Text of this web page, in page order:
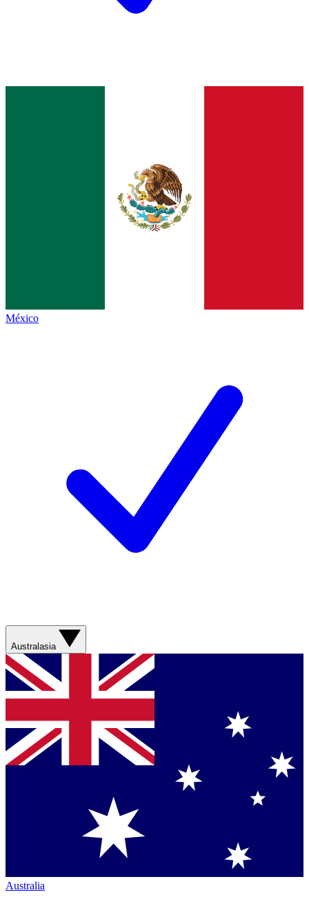
México
Australasia
Australia